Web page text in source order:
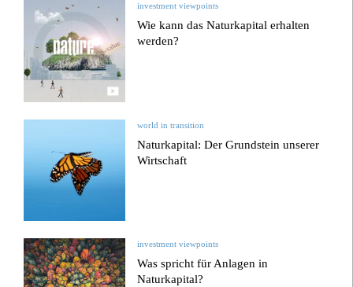
investment viewpoints
Wie kann das Naturkapital erhalten
werden?
world in transition
Naturkapital: Der Grundstein unserer
Wirtschaft
investment viewpoints
Was spricht für Anlagen in
Naturkapital?